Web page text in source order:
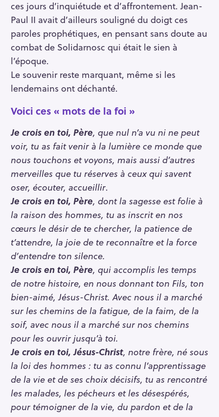
ces jours d’inquiétude et d’affrontement. Jean-
Paul II avait d’ailleurs souligné du doigt ces
paroles prophétiques, en pensant sans doute au
combat de Solidarnosc qui était le sien à
l’époque.
Le souvenir reste marquant, même si les
lendemains ont déchanté.
Voici ces « mots de la foi »
Je crois en toi, Père, que nul n’a vu ni ne peut
voir, tu as fait venir à la lumière ce monde que
nous touchons et voyons, mais aussi d’autres
merveilles que tu réserves à ceux qui savent
oser, écouter, accueillir.
Je crois en toi, Père, dont la sagesse est folie à
la raison des hommes, tu as inscrit en nos
cœurs le désir de te chercher, la patience de
t’attendre, la joie de te reconnaître et la force
d’entendre ton silence.
Je crois en toi, Père, qui accomplis les temps
de notre histoire, en nous donnant ton Fils, ton
bien-aimé, Jésus-Christ. Avec nous il a marché
sur les chemins de la fatigue, de la faim, de la
soif, avec nous il a marché sur nos chemins
pour les ouvrir jusqu’à toi.
Je crois en toi, Jésus-Christ, notre frère, né sous
la loi des hommes : tu as connu l’apprentissage
de la vie et de ses choix décisifs, tu as rencontré
les malades, les pécheurs et les désespérés,
pour témoigner de la vie, du pardon et de la